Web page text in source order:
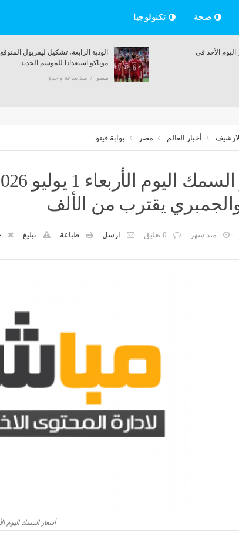
صحة تكنولوجيا
استقرار أسعار السكر اليوم الأحد في
الأسواق
مصر منذ ساعة واحدة
من الكيانات
الارشيف أخبار العالم مصر بوابة فيتو
والجمبري يقترب من الألف
منذ شهر 0 تعليق ارسل طباعة تبليغ
أسعار السمك اليوم الأربعاء 1 يوليو 2026، السمك يسجل 64 جنيها